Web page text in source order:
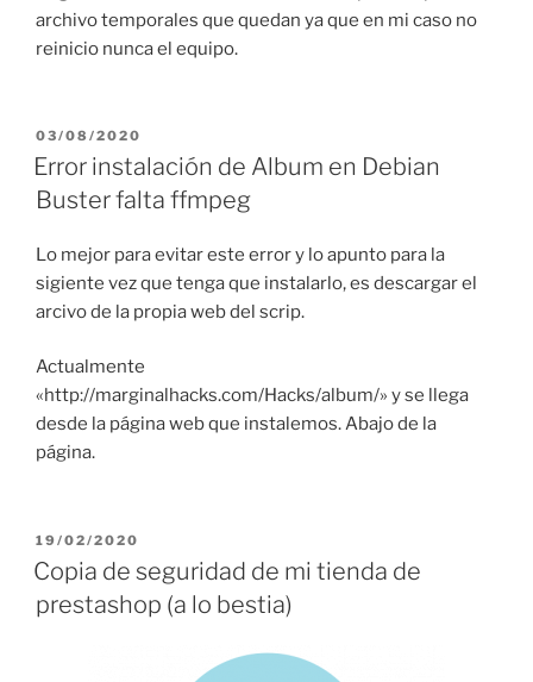
archivo temporales que quedan ya que en mi caso no
reinicio nunca el equipo.
PUBLICADO
EL
03/08/2020
Error instalación de Album en Debian
Buster falta ffmpeg
Lo mejor para evitar este error y lo apunto para la
sigiente vez que tenga que instalarlo, es descargar el
arcivo de la propia web del scrip.
Actualmente
«http://marginalhacks.com/Hacks/album/» y se llega
desde la página web que instalemos. Abajo de la
página.
PUBLICADO
EL
19/02/2020
Copia de seguridad de mi tienda de
prestashop (a lo bestia)